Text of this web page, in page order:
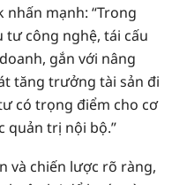
nhấn mạnh: “Trong
tư công nghệ, tái cấu
gắn với nâng
tăng trưởng tài sản đi
có trọng điểm cho cơ
quản trị nội bộ.”
và chiến lược rõ ràng,